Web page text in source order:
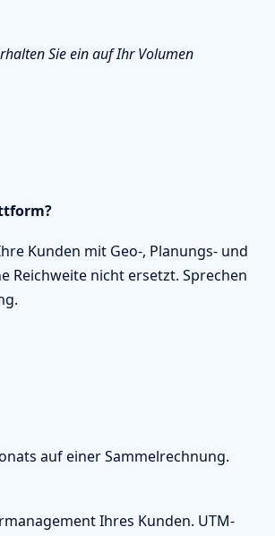
Sie ein auf Ihr Volumen
Kunden mit Geo-, Planungs- und
Reichweite nicht ersetzt. Sprechen
auf einer Sammelrechnung.
Ihres Kunden. UTM-